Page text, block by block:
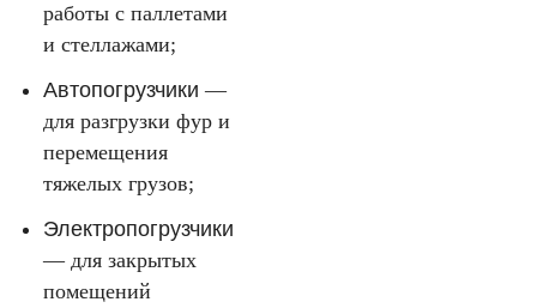
работы с паллетами
и стеллажами;
Автопогрузчики —
для разгрузки фур и
перемещения
тяжелых грузов;
Электропогрузчики
— для закрытых
помещений